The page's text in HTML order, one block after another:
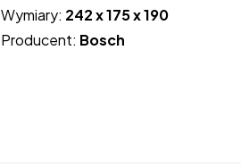
Wymiary: 242 x 175 x 190
Producent: Bosch